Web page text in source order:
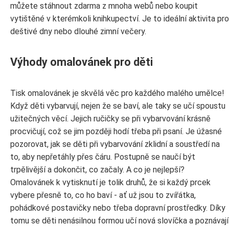
můžete stáhnout zdarma z mnoha webů nebo koupit
vytištěné v kterémkoli knihkupectví. Je to ideální aktivita pro
deštivé dny nebo dlouhé zimní večery.
Výhody omalovánek pro děti
Tisk omalovánek je skvělá věc pro každého malého umělce!
Když děti vybarvují, nejen že se baví, ale taky se učí spoustu
užitečných věcí. Jejich ručičky se při vybarvování krásně
procvičují, což se jim později hodí třeba při psaní. Je úžasné
pozorovat, jak se děti při vybarvování zklidní a soustředí na
to, aby nepřetáhly přes čáru. Postupně se naučí být
trpělivější a dokončit, co začaly. A co je nejlepší?
Omalovánek k vytisknutí je tolik druhů, že si každý prcek
vybere přesně to, co ho baví - ať už jsou to zvířátka,
pohádkové postavičky nebo třeba dopravní prostředky. Díky
tomu se děti nenásilnou formou učí nová slovíčka a poznávají